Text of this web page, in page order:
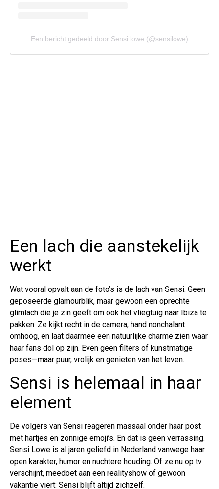
Een bericht gedeeld door Sensi lowe (@sensilowe)
Een lach die aanstekelijk
werkt
Wat vooral opvalt aan de foto’s is de lach van Sensi. Geen
geposeerde glamourblik, maar gewoon een oprechte
glimlach die je zin geeft om ook het vliegtuig naar Ibiza te
pakken. Ze kijkt recht in de camera, hand nonchalant
omhoog, en laat daarmee een natuurlijke charme zien waar
haar fans dol op zijn. Even geen filters of kunstmatige
poses—maar puur, vrolijk en genieten van het leven.
Sensi is helemaal in haar
element
De volgers van Sensi reageren massaal onder haar post
met hartjes en zonnige emoji’s. En dat is geen verrassing.
Sensi Lowe is al jaren geliefd in Nederland vanwege haar
open karakter, humor en nuchtere houding. Of ze nu op tv
verschijnt, meedoet aan een realityshow of gewoon
vakantie viert: Sensi blijft altijd zichzelf.